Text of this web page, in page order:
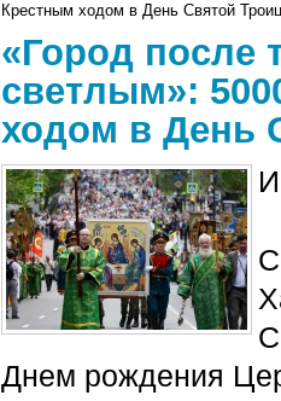
Крестным ходом в День Святой
«Город после
светлым»:
ходом в День
Днем рождения